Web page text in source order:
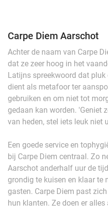
Carpe Diem Aarschot
Achter de naam van Carpe
dat ze zeer hoog in het
Latijns spreekwoord dat pluk
dient als metafoor ter
gebruiken en om niet tot
gedaan kan worden. 'Geniet
van heden, stel iets leuk niet
Een goede service en
bij Carpe Diem centraal. Zo
Aarschot anderhalf uur de
grondig te kuisen en klaar te
gasten. Carpe Diem past
hun klanten. Ze doen er